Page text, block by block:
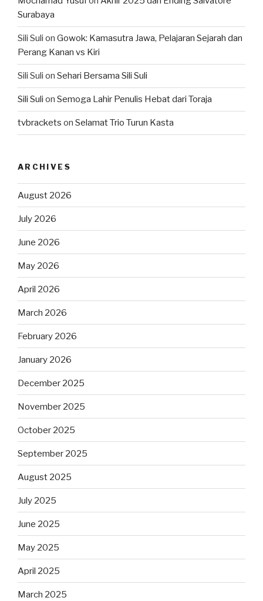
Surabaya
Sili Suli on Gowok: Kamasutra Jawa, Pelajaran Sejarah dan
Perang Kanan vs Kiri
Sili Suli on Sehari Bersama Sili Suli
Sili Suli on Semoga Lahir Penulis Hebat dari Toraja
tvbrackets on Selamat Trio Turun Kasta
ARCHIVES
August 2026
July 2026
June 2026
May 2026
April 2026
March 2026
February 2026
January 2026
December 2025
November 2025
October 2025
September 2025
August 2025
July 2025
June 2025
May 2025
April 2025
March 2025